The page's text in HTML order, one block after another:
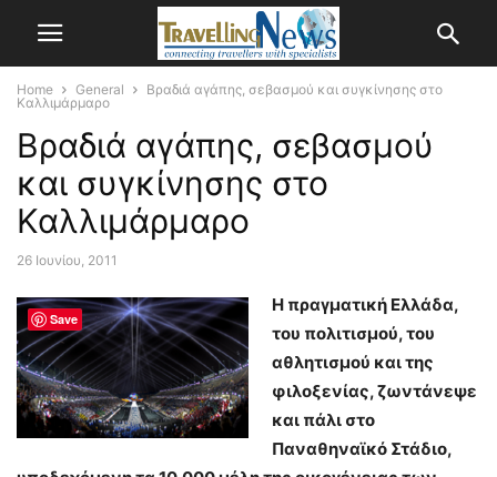
Home General
Βραδιά αγάπης, σεβασμού και συγκίνησης στο
Καλλιμάρμαρο
Βραδιά αγάπης, σεβασμού
και συγκίνησης στο
Καλλιμάρμαρο
26 Ιουνίου, 2011
Η πραγματική Ελλάδα,
του πολιτισμού, του
αθλητισμού και της
φιλοξενίας, ζωντάνεψε
και πάλι στο
Παναθηναϊκό Στάδιο,
Save